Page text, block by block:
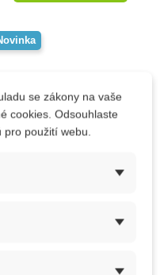
zástěra s nářadím
se zákony na vaše
cookies. Odsouhlaste
použití webu.